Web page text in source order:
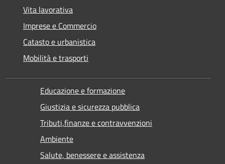
Vita lavorativa
Imprese e Commercio
Catasto e urbanistica
Mobilità e trasporti
Educazione e formazione
Giustizia e sicurezza pubblica
Tributi,finanze e contravvenzioni
Ambiente
Salute, benessere e assistenza